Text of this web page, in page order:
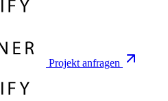
Projekt anfragen